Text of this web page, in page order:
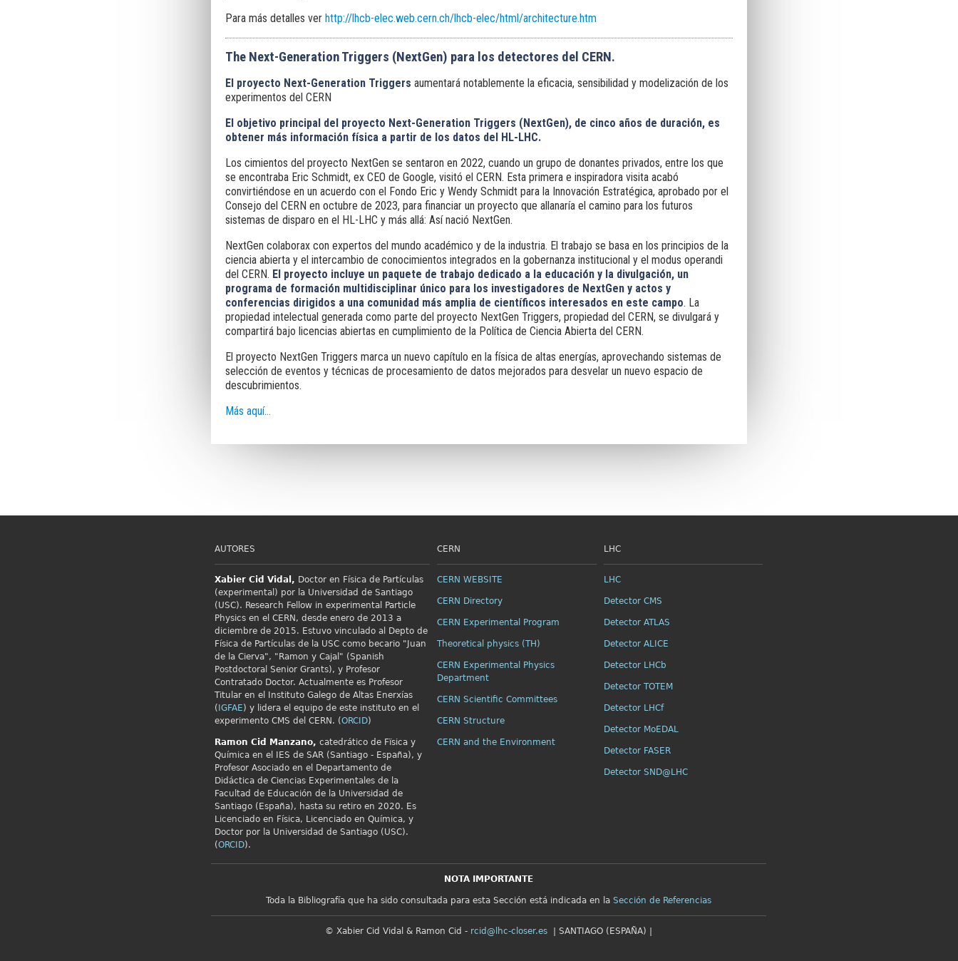
Para más detalles ver http://lhcb-elec.web.cern.ch/lhcb-elec/html/architecture.htm
The Next-Generation Triggers (NextGen) para los detectores del CERN.
El proyecto Next-Generation Triggers aumentará notablemente la eficacia, sensibilidad y modelización de los
experimentos del CERN
El objetivo principal del proyecto Next-Generation Triggers (NextGen), de cinco años de duración, es
obtener más información física a partir de los datos del HL-LHC.
Los cimientos del proyecto NextGen se sentaron en 2022, cuando un grupo de donantes privados, entre los que
se encontraba Eric Schmidt, ex CEO de Google, visitó el CERN. Esta primera e inspiradora visita acabó
convirtiéndose en un acuerdo con el Fondo Eric y Wendy Schmidt para la Innovación Estratégica, aprobado por el
Consejo del CERN en octubre de 2023, para financiar un proyecto que allanaría el camino para los futuros
sistemas de disparo en el HL-LHC y más allá: Así nació NextGen.
NextGen colaborax con expertos del mundo académico y de la industria. El trabajo se basa en los principios de la
ciencia abierta y el intercambio de conocimientos integrados en la gobernanza institucional y el modus operandi
del CERN. El proyecto incluye un paquete de trabajo dedicado a la educación y la divulgación, un
programa de formación multidisciplinar único para los investigadores de NextGen y actos y
conferencias dirigidos a una comunidad más amplia de científicos interesados en este campo. La
propiedad intelectual generada como parte del proyecto NextGen Triggers, propiedad del CERN, se divulgará y
compartirá bajo licencias abiertas en cumplimiento de la Política de Ciencia Abierta del CERN.
El proyecto NextGen Triggers marca un nuevo capítulo en la física de altas energías, aprovechando sistemas de
selección de eventos y técnicas de procesamiento de datos mejorados para desvelar un nuevo espacio de
descubrimientos.
Más aquí...
AUTORES
Xabier Cid Vidal, Doctor en Física de Partículas
(experimental) por la Universidad de Santiago
(USC). Research Fellow in experimental Particle
Physics en el CERN, desde enero de 2013 a
diciembre de 2015. Estuvo vinculado al Depto de
Física de Partículas de la USC como becario "Juan
de la Cierva", "Ramon y Cajal" (Spanish
Postdoctoral Senior Grants), y Profesor
Contratado Doctor. Actualmente es Profesor
Titular en el Instituto Galego de Altas Enerxías
( IGFAE) y lidera el equipo de este instituto en el
experimento CMS del CERN. (ORCID)
Ramon Cid Manzano, catedrático de Fïsica y
Química en el IES de SAR (Santiago - España), y
Profesor Asociado en el Departamento de
Didáctica de Ciencias Experimentales de la
Facultad de Educación de la Universidad de
Santiago (España), hasta su retiro en 2020. Es
Licenciado en Física, Licenciado en Química, y
Doctor por la Universidad de Santiago (USC).
(ORCID).
CERN
CERN WEBSITE
CERN Directory
CERN Experimental Program
Theoretical physics (TH)
CERN Experimental Physics
Department
CERN Scientific Committees
CERN Structure
CERN and the Environment
LHC
LHC
Detector CMS
Detector ATLAS
Detector ALICE
Detector LHCb
Detector TOTEM
Detector LHCf
Detector MoEDAL
Detector FASER
Detector SND@LHC
NOTA IMPORTANTE
Toda la Bibliografía que ha sido consultada para esta Sección está indicada en la Sección de Referencias
© Xabier Cid Vidal & Ramon Cid - rcid@lhc-closer.es | SANTIAGO (ESPAÑA) |